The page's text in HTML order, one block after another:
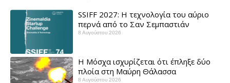
SSIFF 2027: Η τεχνολογία του αύριο
περνά από το Σαν Σεμπαστιάν ​
8 Αυγούστου 2026
Η Μόσχα ισχυρίζεται ότι έπληξε δύο
πλοία στη Μαύρη Θάλασσα ​
8 Αυγούστου 2026